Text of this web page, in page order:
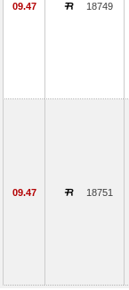
09.47 18749
09.47 18751